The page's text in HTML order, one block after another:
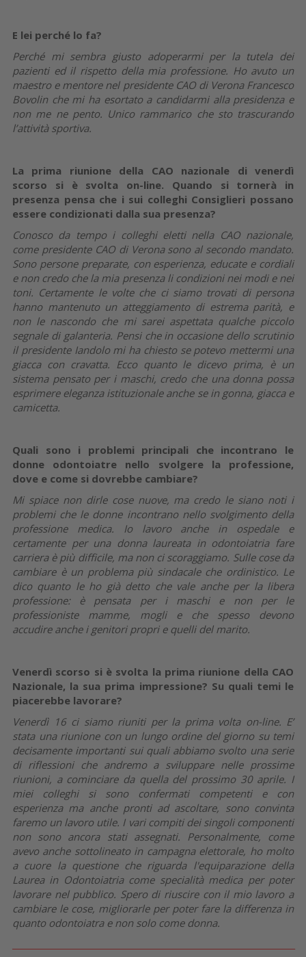
E lei perché lo fa?
Perché mi sembra giusto adoperarmi per la tutela dei
pazienti ed il rispetto della mia professione. Ho avuto un
maestro e mentore nel presidente CAO di Verona Francesco
Bovolin che mi ha esortato a candidarmi alla presidenza e
non me ne pento. Unico rammarico che sto trascurando
l’attività sportiva.
La prima riunione della CAO nazionale di venerdì
scorso si è svolta on-line. Quando si tornerà in
presenza pensa che i sui colleghi Consiglieri possano
essere condizionati dalla sua presenza?
Conosco da tempo i colleghi eletti nella CAO nazionale,
come presidente CAO di Verona sono al secondo mandato.
Sono persone preparate, con esperienza, educate e cordiali
e non credo che la mia presenza li condizioni nei modi e nei
toni. Certamente le volte che ci siamo trovati di persona
hanno mantenuto un atteggiamento di estrema parità, e
non le nascondo che mi sarei aspettata qualche piccolo
segnale di galanteria. Pensi che in occasione dello scrutinio
il presidente Iandolo mi ha chiesto se potevo mettermi una
giacca con cravatta. Ecco quanto le dicevo prima, è un
sistema pensato per i maschi, credo che una donna possa
esprimere eleganza istituzionale anche se in gonna, giacca e
camicetta.
Quali sono i problemi principali che incontrano le
donne odontoiatre nello svolgere la professione,
dove e come si dovrebbe cambiare?
Mi spiace non dirle cose nuove, ma credo le siano noti i
problemi che le donne incontrano nello svolgimento della
professione medica. Io lavoro anche in ospedale e
certamente per una donna laureata in odontoiatria fare
carriera è più difficile, ma non ci scoraggiamo. Sulle cose da
cambiare è un problema più sindacale che ordinistico. Le
dico quanto le ho già detto che vale anche per la libera
professione: è pensata per i maschi e non per le
professioniste mamme, mogli e che spesso devono
accudire anche i genitori propri e quelli del marito.
Venerdì scorso si è svolta la prima riunione della CAO
Nazionale, la sua prima impressione? Su quali temi le
piacerebbe lavorare?
Venerdì 16 ci siamo riuniti per la prima volta on-line. E’
stata una riunione con un lungo ordine del giorno su temi
decisamente importanti sui quali abbiamo svolto una serie
di riflessioni che andremo a sviluppare nelle prossime
riunioni, a cominciare da quella del prossimo 30 aprile. I
miei colleghi si sono confermati competenti e con
esperienza ma anche pronti ad ascoltare, sono convinta
faremo un lavoro utile. I vari compiti dei singoli componenti
non sono ancora stati assegnati. Personalmente, come
avevo anche sottolineato in campagna elettorale, ho molto
a cuore la questione che riguarda l'equiparazione della
Laurea in Odontoiatria come specialità medica per poter
lavorare nel pubblico. Spero di riuscire con il mio lavoro a
cambiare le cose, migliorarle per poter fare la differenza in
quanto odontoiatra e non solo come donna.